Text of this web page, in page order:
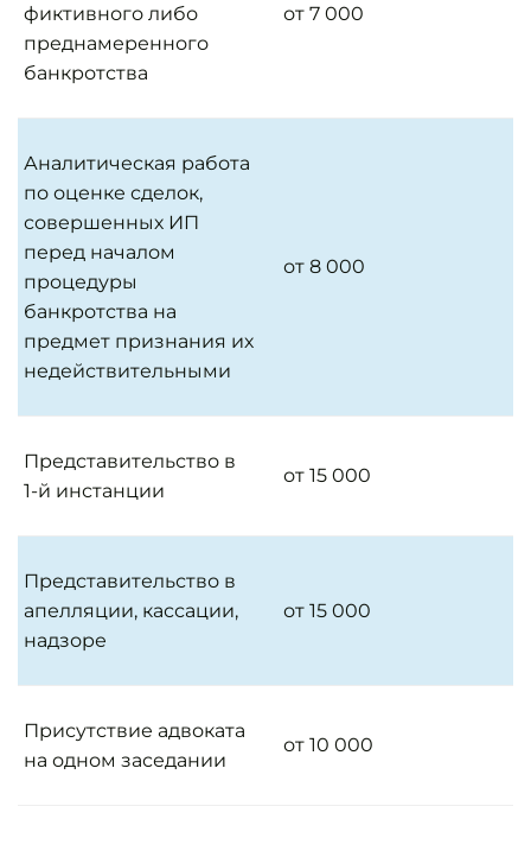
фиктивного либо
преднамеренного
банкротства
от 7 000
Аналитическая работа
по оценке сделок,
совершенных ИП
перед началом
процедуры
банкротства на
предмет признания их
недействительными
от 8 000
Представительство в
1-й инстанции
от 15 000
Представительство в
апелляции, кассации,
надзоре
от 15 000
Присутствие адвоката
на одном заседании
от 10 000